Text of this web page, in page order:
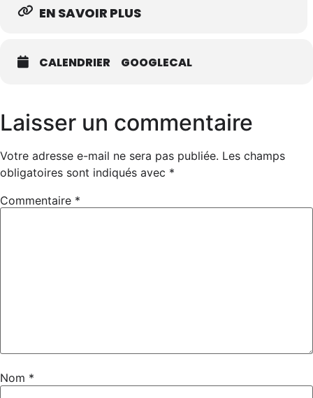
EN SAVOIR PLUS
CALENDRIER GOOGLECAL
Laisser un commentaire
Votre adresse e-mail ne sera pas publiée. Les champs
obligatoires sont indiqués avec *
Commentaire *
Nom *